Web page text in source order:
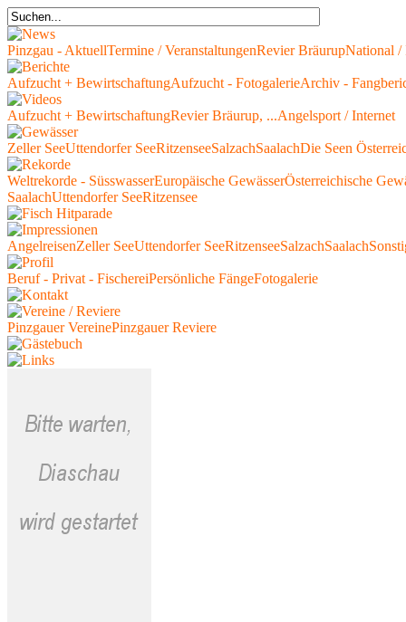
Pinzgau - AktuellTermine / VeranstaltungenRevier BräurupNational /
Aufzucht + BewirtschaftungAufzucht - FotogalerieArchiv -
Aufzucht + BewirtschaftungRevier Bräurup, ...Angelsport / Internet
Zeller SeeUttendorfer SeeRitzenseeSalzachSaalachDie Seen
Weltrekorde - SüsswasserEuropäische GewässerÖsterreichische
SaalachUttendorfer SeeRitzensee
AngelreisenZeller SeeUttendorfer SeeRitzenseeSalzachSaalach
Beruf - Privat - FischereiPersönliche FängeFotogalerie
Pinzgauer VereinePinzgauer Reviere